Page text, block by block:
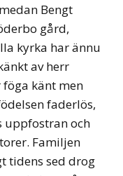
Bengt
gård,
kyrka har ännu
av herr
föga känt men
faderlös,
uppfostran och
Familjen
tidens sed drog